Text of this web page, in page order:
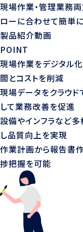
現場作業・管理業務
ローに合わせて簡単
製品紹介動画
POINT
現場作業をデジタル
間とコストを削減
現場データをクラウ
して業務改善を促進
設備やインフラなど
し品質向上を実現
作業計画から報告書
捗把握を可能